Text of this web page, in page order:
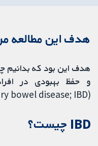
هدف این مطالعه
هدف این بود که بدانیم
و حفظ بهبودی در
(inflammatory bowel disease; IBD) استفاده شود.
IBD چیست؟